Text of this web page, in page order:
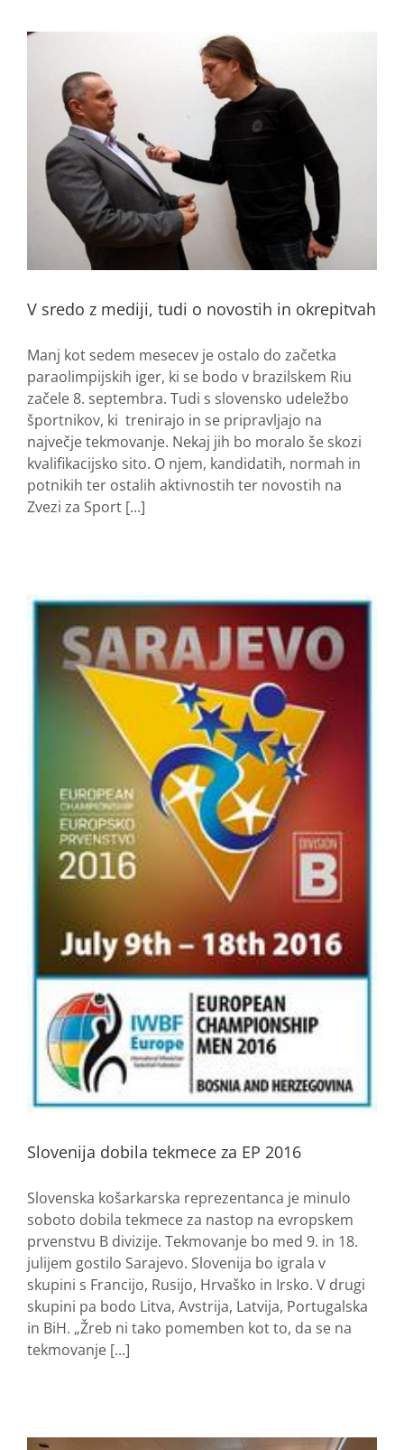
V sredo z mediji, tudi o novostih in okrepitvah
Manj kot sedem mesecev je ostalo do začetka
paraolimpijskih iger, ki se bodo v brazilskem Riu
začele 8. septembra. Tudi s slovensko udeležbo
športnikov, ki trenirajo in se pripravljajo na
največje tekmovanje. Nekaj jih bo moralo še skozi
kvalifikacijsko sito. O njem, kandidatih, normah in
potnikih ter ostalih aktivnostih ter novostih na
Zvezi za Sport [...]
Slovenija dobila tekmece za EP 2016
Slovenska košarkarska reprezentanca je minulo
soboto dobila tekmece za nastop na evropskem
prvenstvu B divizije. Tekmovanje bo med 9. in 18.
julijem gostilo Sarajevo. Slovenija bo igrala v
skupini s Francijo, Rusijo, Hrvaško in Irsko. V drugi
skupini pa bodo Litva, Avstrija, Latvija, Portugalska
in BiH. „Žreb ni tako pomemben kot to, da se na
tekmovanje [...]